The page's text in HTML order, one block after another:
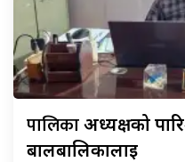
पालिकाअध्यक्षको
बालबालिकालाई